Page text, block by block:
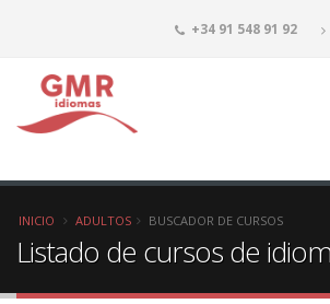
+34 91 548 91 92
INICIO ADULTOS BUSCADOR DE CURSOS
Listado de cursos de